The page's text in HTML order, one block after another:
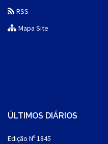
RSS
Mapa Site
ÚLTIMOS DIÁRIOS
Edição Nº 1845